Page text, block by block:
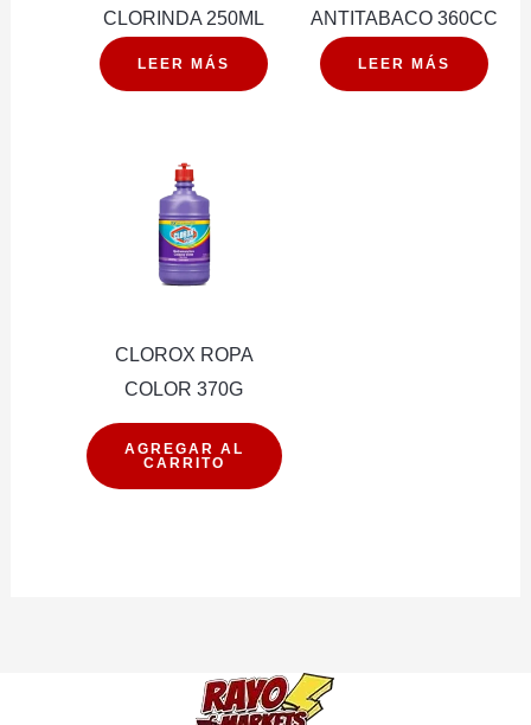
CLORINDA 250ML
LEER MÁS
ANTITABACO 360CC
LEER MÁS
CLOROX ROPA
COLOR 370G
CLOROX
ROPA
AGREGAR AL
CARRITO